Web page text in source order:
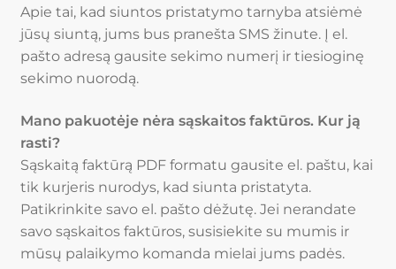
Apie tai, kad siuntos pristatymo tarnyba atsiėmė
jūsų siuntą, jums bus pranešta SMS žinute. Į el.
pašto adresą gausite sekimo numerį ir tiesioginę
sekimo nuorodą.
Mano pakuotėje nėra sąskaitos faktūros. Kur ją
rasti?
Sąskaitą faktūrą PDF formatu gausite el. paštu, kai
tik kurjeris nurodys, kad siunta pristatyta.
Patikrinkite savo el. pašto dėžutę. Jei nerandate
savo sąskaitos faktūros, susisiekite su mumis ir
mūsų palaikymo komanda mielai jums padės.